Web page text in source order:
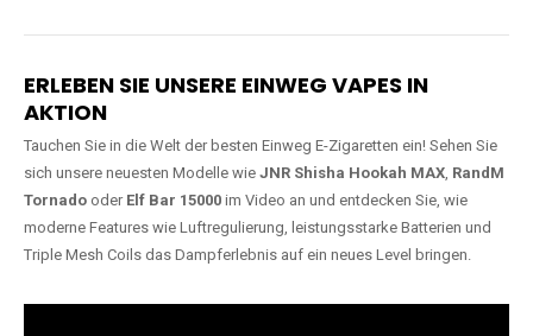
ERLEBEN SIE UNSERE EINWEG VAPES IN
AKTION
Tauchen Sie in die Welt der besten Einweg E-Zigaretten ein! Sehen Sie
sich unsere neuesten Modelle wie JNR Shisha Hookah MAX, RandM
Tornado oder Elf Bar 15000 im Video an und entdecken Sie, wie
moderne Features wie Luftregulierung, leistungsstarke Batterien und
Triple Mesh Coils das Dampferlebnis auf ein neues Level bringen.